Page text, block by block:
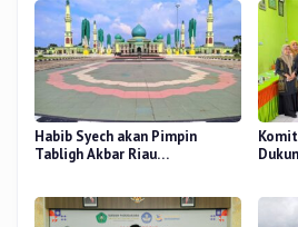
Habib Syech akan Pimpin
Tabligh Akbar Riau